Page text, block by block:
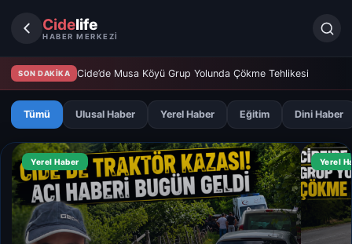
Cidelife
HABER MERKEZİ
SON DAKİKA Cide’de Musa Köyü Grup Yolunda Çökme Tehlikesi
Tümü Ulusal Haber Yerel Haber Eğitim Dini Haber
Yerel Haber Yerel